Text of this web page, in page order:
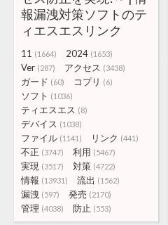
報漏洩対策ソフトのテ
ィエスエスリンク
11 (1664) 2024 (1653)
Ver (287) アクセス (3438)
ガード (60) コプリ (6)
ソフト (1036)
ティエスエス (8)
デバイス (1038)
ファイル (1141) リンク (441)
不正 (3747) 利用 (5467)
実現 (3517) 対策 (4722)
情報 (13931) 流出 (1562)
漏洩 (597) 発売 (2170)
管理 (4038) 防止 (553)